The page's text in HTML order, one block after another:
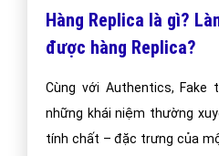
Hàng Replica là gì?
được hàng Replica?
Cùng với Authentics, Fake
những khái niệm thường
tính chất – đặc trưng của